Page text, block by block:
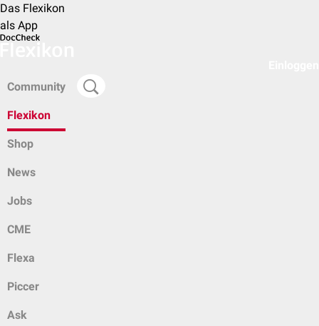
Das Flexikon
als App
Community
Flexikon
Shop
News
Jobs
CME
Flexa
Piccer
Ask